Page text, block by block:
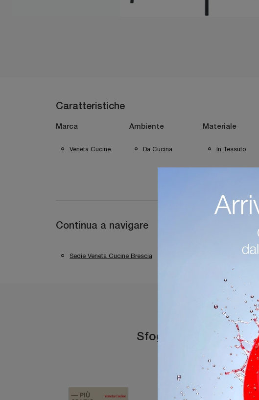
Caratteristiche
Marca
Veneta Cucine
Ambiente
Da Cucina
Materiale
In Tessuto
Continua a navigare
Sedie Veneta Cucine Brescia Sedie Veneta Cucine Verona
Sfoglia i cataloghi